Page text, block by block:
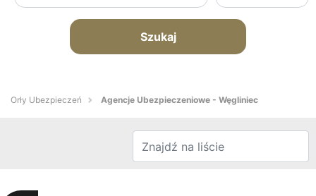
Szukaj
Orły Ubezpieczeń Agencje Ubezpieczeniowe - Węgliniec